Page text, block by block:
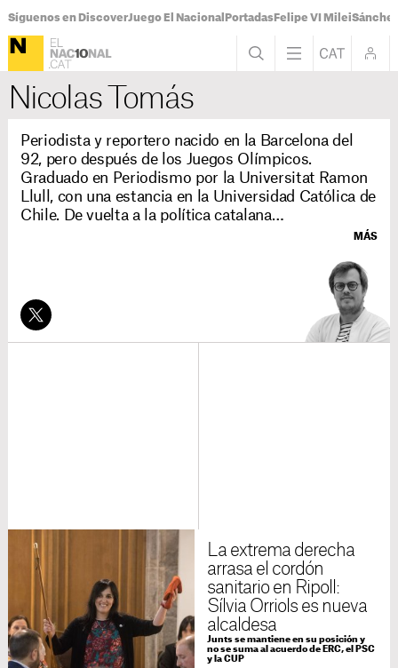
Síguenos en DiscoverJuego El Nacional PortadasFelipe VI Milei
Nicolas Tomás
Periodista y reportero nacido en la Barcelona del
92, pero después de los Juegos Olímpicos.
Graduado en Periodismo por la Universitat Ramon
Llull, con una estancia en la Universidad Católica de
Chile. De vuelta a la política catalana
la exhumación de Franco, pasando por todo tipo de
Los primeros pasos en este oficio los dio en el
semanarioEl Temps(2013-2017). También pasó
MÁS
La extrema derecha
arrasa el cordón
sanitario en Ripoll:
Sílvia Orriols es nueva
alcaldesa
Junts se mantiene en su posición y
no se suma al acuerdo de ERC, el PSC
y la CUP